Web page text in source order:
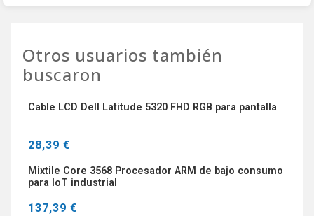
Otros usuarios también
buscaron
Cable LCD Dell Latitude 5320 FHD RGB para pantalla
28,39 €
Mixtile Core 3568 Procesador ARM de bajo consumo
para IoT industrial
137,39 €